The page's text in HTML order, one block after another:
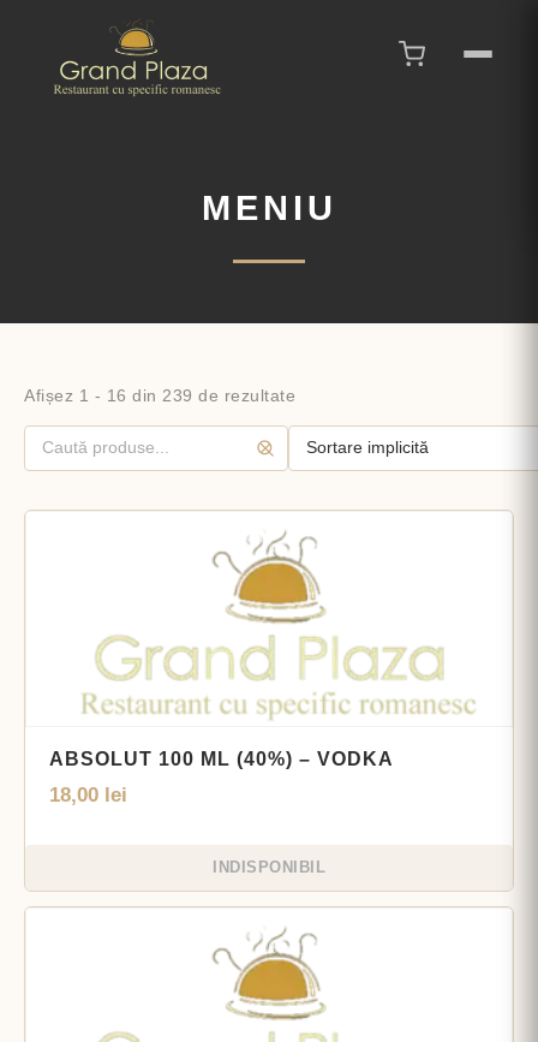
MENIU
Afișez 1 - 16 din 239 de rezultate
ABSOLUT 100 ML (40%) – VODKA
18,00 lei
INDISPONIBIL